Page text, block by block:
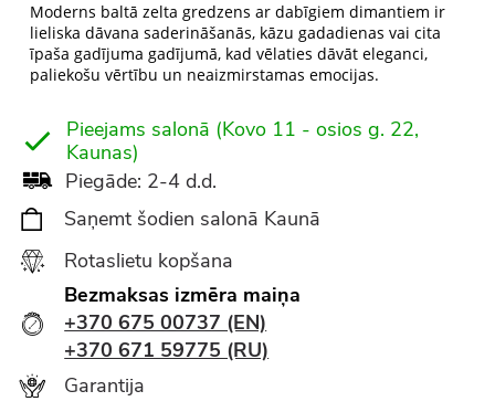
Moderns baltā zelta gredzens ar dabīgiem dimantiem ir
lieliska dāvana saderināšanās, kāzu gadadienas vai cita
īpaša gadījuma gadījumā, kad vēlaties dāvāt eleganci,
paliekošu vērtību un neaizmirstamas emocijas.
Pieejams salonā (Kovo 11 - osios g. 22,
Kaunas)
Piegāde: 2-4 d.d.
Saņemt šodien salonā Kaunā
Rotaslietu kopšana
Bezmaksas izmēra maiņa
+370 675 00737 (EN)
+370 671 59775 (RU)
Garantija